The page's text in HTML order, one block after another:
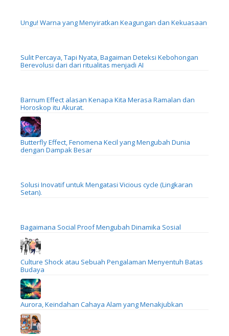
Ungu! Warna yang Menyiratkan Keagungan dan Kekuasaan
Sulit Percaya, Tapi Nyata, Bagaiman Deteksi Kebohongan
Berevolusi dari dari ritualitas menjadi AI
Barnum Effect alasan Kenapa Kita Merasa Ramalan dan
Horoskop itu Akurat.
Butterfly Effect, Fenomena Kecil yang Mengubah Dunia
dengan Dampak Besar
Solusi Inovatif untuk Mengatasi Vicious cycle (Lingkaran
Setan).
Bagaimana Social Proof Mengubah Dinamika Sosial
Culture Shock atau Sebuah Pengalaman Menyentuh Batas
Budaya
Aurora, Keindahan Cahaya Alam yang Menakjubkan